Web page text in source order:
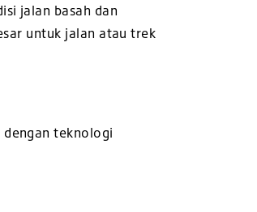
jalan basah dan
untuk jalan atau trek
dengan teknologi